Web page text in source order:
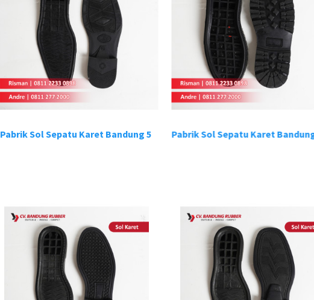
Pabrik Sol Sepatu Karet Bandung 5 Pabrik Sol Sepatu Karet